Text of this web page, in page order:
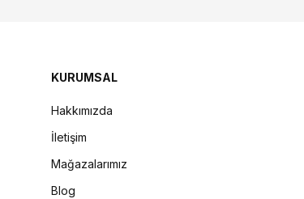
KURUMSAL
Hakkımızda
İletişim
Mağazalarımız
Blog